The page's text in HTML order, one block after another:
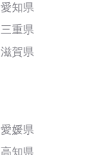
愛知県
三重県
滋賀県
愛媛県
高知県